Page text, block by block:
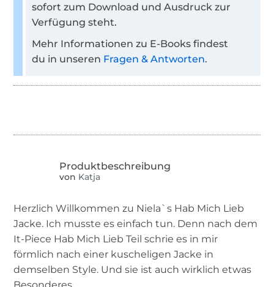
sofort zum Download und Ausdruck zur
Verfügung steht.
Mehr Informationen zu E-Books findest
du in unseren Fragen & Antworten.
von Katja
Herzlich Willkommen zu Niela`s Hab Mich Lieb
Jacke. Ich musste es einfach tun. Denn nach dem
It-Piece Hab Mich Lieb Teil schrie es in mir
förmlich nach einer kuscheligen Jacke in
demselben Style. Und sie ist auch wirklich etwas